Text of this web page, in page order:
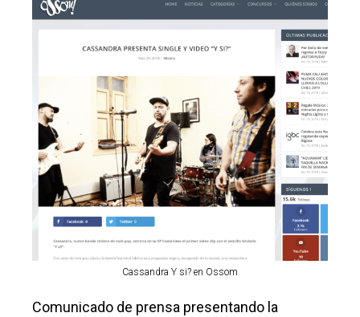
Cassandra Y si? en Ossom
Comunicado de prensa presentando la